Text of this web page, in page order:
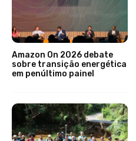
Amazon On 2026 debate
sobre transição energética
em penúltimo painel